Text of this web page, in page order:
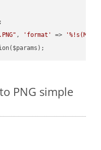
, 'format' =>
PNG simple